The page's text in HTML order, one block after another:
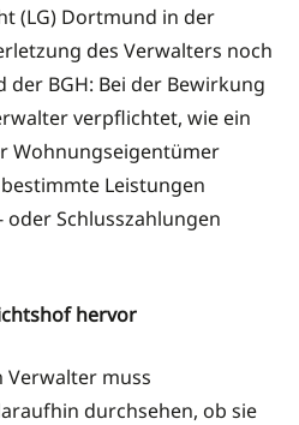
(LG) Dortmund in der
des Verwalters noch
BGH: Bei der Bewirkung
verpflichtet, wie ein
Wohnungseigentümer
Leistungen
Schlusszahlungen
hervor
Verwalter muss
durchsehen, ob sie